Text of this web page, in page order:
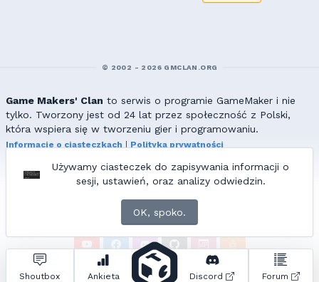
Używamy ciasteczek do zapisywania informacji o
sesji, ustawień, oraz analizy odwiedzin.
OK, spoko.
Shoutbox Ankieta Discord Forum
© 2002 - 2026 GMCLAN.ORG
Game Makers' Clan to serwis o programie GameMaker i nie
tylko. Tworzony jest od 24 lat przez społeczność z Polski,
która wspiera się w tworzeniu gier i programowaniu.
Informacje o ciasteczkach
Polityka prywatności
Wszelkie prawa zastrzeżone. Kopiowanie materiałów bez zgody
redakcji zabronione!
ZNAJDZIESZ NAS TAKŻE NA:
Zapytań do bazy: • Czas generowania: